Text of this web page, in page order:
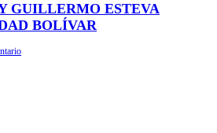
GUILLERMO ESTEVA
BOLÍVAR